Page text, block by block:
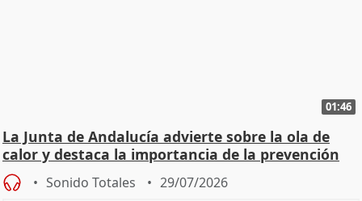
01:46
La Junta de Andalucía advierte sobre la ola de
calor y destaca la importancia de la prevención
Sonido Totales 29/07/2026